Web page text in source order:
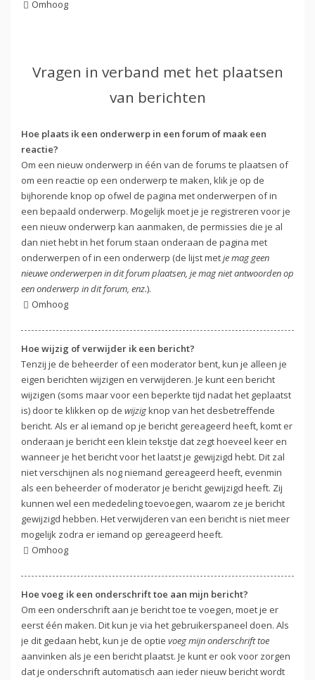
Omhoog
Vragen in verband met het plaatsen
van berichten
Hoe plaats ik een onderwerp in een forum of maak een
reactie?
Om een nieuw onderwerp in één van de forums te plaatsen of
om een reactie op een onderwerp te maken, klik je op de
bijhorende knop op ofwel de pagina met onderwerpen of in
een bepaald onderwerp. Mogelijk moet je je registreren voor je
een nieuw onderwerp kan aanmaken, de permissies die je al
dan niet hebt in het forum staan onderaan de pagina met
onderwerpen of in een onderwerp (de lijst metje mag geen
nieuwe onderwerpen in dit forum plaatsen, je mag niet antwoorden op
een onderwerp in dit forum, enz.).
Omhoog
Hoe wijzig of verwijder ik een bericht?
Tenzij je de beheerder of een moderator bent, kun je alleen je
eigen berichten wijzigen en verwijderen. Je kunt een bericht
wijzigen (soms maar voor een beperkte tijd nadat het geplaatst
is) door te klikken op de wijzigknop van het desbetreffende
bericht. Als er al iemand op je bericht gereageerd heeft, komt er
onderaan je bericht een klein tekstje dat zegt hoeveel keer en
wanneer je het bericht voor het laatst je gewijzigd hebt. Dit zal
niet verschijnen als nog niemand gereageerd heeft, evenmin
als een beheerder of moderator je bericht gewijzigd heeft. Zij
kunnen wel een mededeling toevoegen, waarom ze je bericht
gewijzigd hebben. Het verwijderen van een bericht is niet meer
mogelijk zodra er iemand op gereageerd heeft.
Omhoog
Hoe voeg ik een onderschrift toe aan mijn bericht?
Om een onderschrift aan je bericht toe te voegen, moet je er
eerst één maken. Dit kun je via het gebruikerspaneel doen. Als
je dit gedaan hebt, kun je de optie voeg mijn onderschrift toe
aanvinken als je een bericht plaatst. Je kunt er ook voor zorgen
dat je onderschrift automatisch aan ieder nieuw bericht wordt